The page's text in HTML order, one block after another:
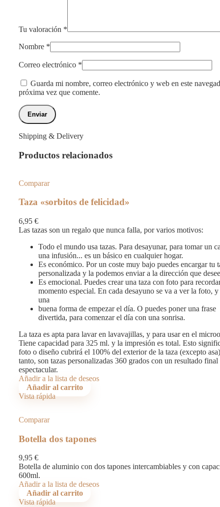
Tu valoración *
Nombre *
Correo electrónico *
Guarda mi nombre, correo electrónico y web en este
próxima vez que comente.
Shipping & Delivery
Productos relacionados
Comparar
Taza «sorbitos de felicidad»
6,95 €
Las tazas son un regalo que nunca falla, por varios motivos:
Todo el mundo usa tazas. Para desayunar, para tomar un
una infusión... es un básico en cualquier hogar.
Es económico. Por un coste muy bajo puedes encargar tu
personalizada y la podemos enviar a la dirección que
Es emocional. Puedes crear una taza con foto para
momento especial. En cada desayuno se va a ver la foto, y
una
buena forma de empezar el día. O puedes poner una frase
divertida, para comenzar el día con una sonrisa.
La taza es apta para lavar en lavavajillas, y para usar en el
Tiene capacidad para 325 ml. y la impresión es total. Esto
foto o diseño cubrirá el 100% del exterior de la taza (excepto
tanto, son tazas personalizadas 360 grados con un resultado final
espectacular.
Añadir a la lista de deseos
Añadir al carrito
Vista rápida
Comparar
Botella dos tapones
9,95 €
Botella de aluminio con dos tapones intercambiables y con
600ml.
Añadir a la lista de deseos
Añadir al carrito
Vista rápida